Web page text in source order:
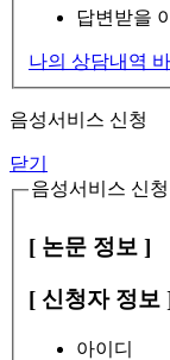
답변받을
나의 상담내역
음성서비스 신청
닫기
음성서비스 신청
[ 논문 정보 ]
[ 신청자 정보
아이디